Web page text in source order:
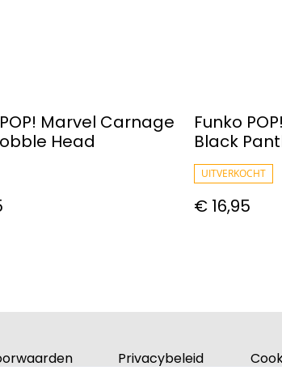
Marvel Carnage
Head
Funko
Black
#1145
UITVERKOCHT
€ 16,95
Privacybeleid